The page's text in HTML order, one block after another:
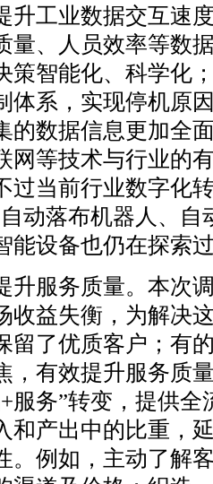
升工业数据交互速
量、人员效率等数
策智能化、科学化
体系，实现停机原
的数据信息更加全
网等技术与行业的
过当前行业数字化
动落布机器人、
能设备也仍在探索
服务质量。本次调
收益失衡，为解决
留了优质客户；有
，有效提升服务质
服务”转变，提供
和产出中的比重，
。例如，主动了解